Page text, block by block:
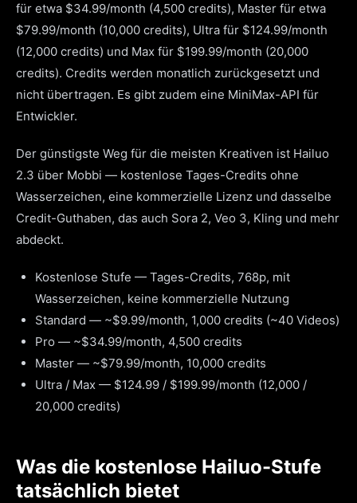
für etwa $34.99/month (4,500 credits), Master für etwa
$79.99/month (10,000 credits), Ultra für $124.99/month
(12,000 credits) und Max für $199.99/month (20,000
credits). Credits werden monatlich zurückgesetzt und
nicht übertragen. Es gibt zudem eine MiniMax-API für
Entwickler.
Der günstigste Weg für die meisten Kreativen ist Hailuo
2.3 über Mobbi — kostenlose Tages-Credits ohne
Wasserzeichen, eine kommerzielle Lizenz und dasselbe
Credit-Guthaben, das auch Sora 2, Veo 3, Kling und mehr
abdeckt.
Kostenlose Stufe — Tages-Credits, 768p, mit
Wasserzeichen, keine kommerzielle Nutzung
Standard — ~$9.99/month, 1,000 credits (~40 Videos)
Pro — ~$34.99/month, 4,500 credits
Master — ~$79.99/month, 10,000 credits
Ultra / Max — $124.99 / $199.99/month (12,000 /
20,000 credits)
Was die kostenlose Hailuo-Stufe
tatsächlich bietet